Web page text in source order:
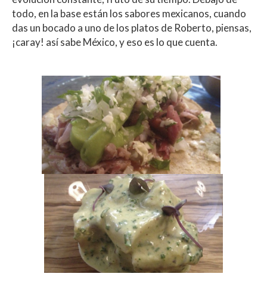
todo, en la base están los sabores mexicanos, cuando
das un bocado a uno de los platos de Roberto, piensas,
¡caray! así sabe México, y eso es lo que cuenta.